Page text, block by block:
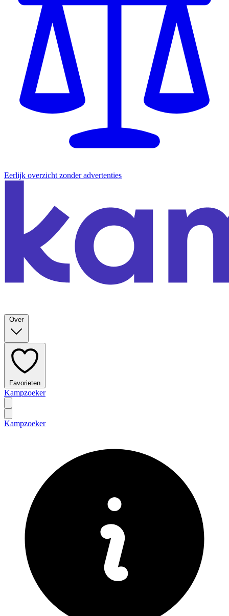
Eerlijk overzicht zonder advertenties
Over
Favorieten
Kampzoeker
Kampzoeker